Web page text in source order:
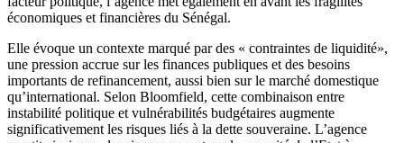
économiques et financières du Sénégal.
Elle évoque un contexte marqué par des « contraintes de liquidité»,
une pression accrue sur les finances publiques et des besoins
importants de refinancement, aussi bien sur le marché domestique
qu’international. Selon Bloomfield, cette combinaison entre
instabilité politique et vulnérabilités budgétaires augmente
significativement les risques liés à la dette souveraine. L’agence